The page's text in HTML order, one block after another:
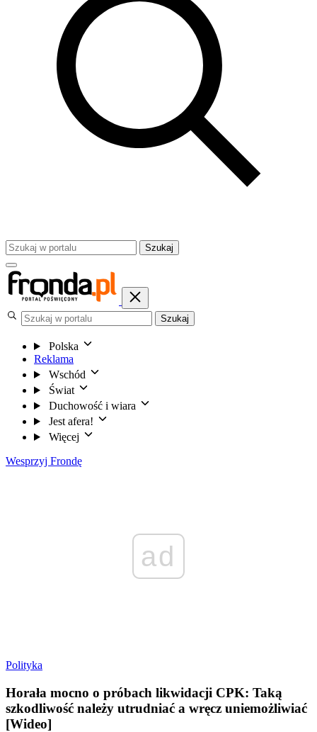
Szukaj
Szukaj
Polska
Reklama
Wschód
Świat
Duchowość i wiara
Jest afera!
Więcej
Wesprzyj Frondę
ad
Polityka
Horała mocno o próbach likwidacji CPK: Taką
szkodliwość należy utrudniać a wręcz uniemożliwiać
[Wideo]